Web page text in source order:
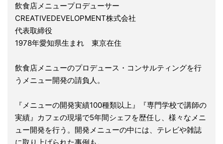
飲食店メニュープロデューサー
CREATIVEDEVELOPMENT株式会社
代表取締役
1978年愛知県生まれ 東京在住
飲食店メニューのプロデュース・コンサルティングを行
うメニュー開発の請負人。
『メニューの開発実績100種類以上』『専門学校で講師の
実績』カフェの現場で5年間シェフを歴任し、様々なメニ
ュー開発を行う。開発メニューの中には、テレビや雑誌
に取り上げられた事例も。